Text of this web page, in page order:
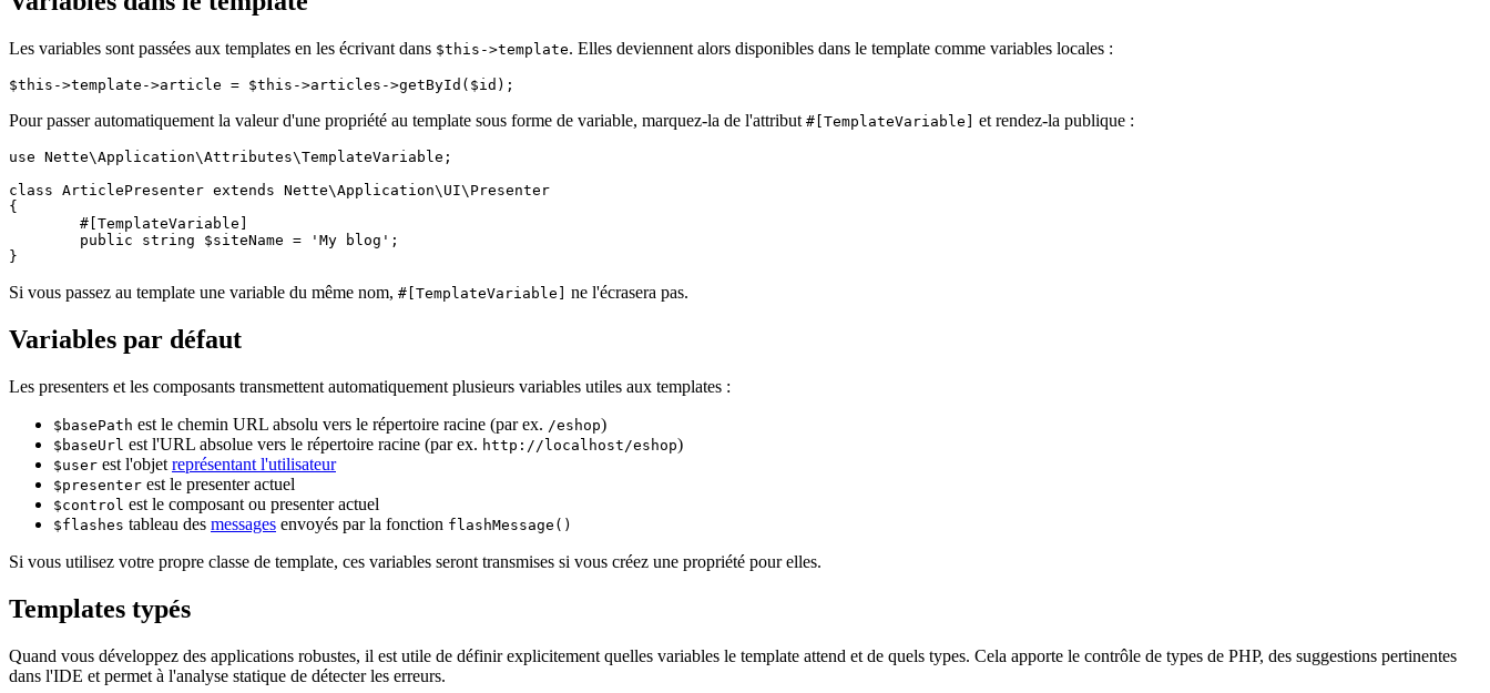
Les variables sont passées aux templates en les écrivant dans $this->template. Elles deviennent alors disponibles dans le template comme variables locales :
Pour passer automatiquement la valeur d'une propriété au template sous forme de variable, marquez-la de l'attribut #[TemplateVariable] et rendez-la publique :
use Nette\Application\Attributes\TemplateVariable;
class ArticlePresenter extends Nette\Application\UI\Presenter
{
Si vous passez au template une variable du même nom, #[TemplateVariable] ne l'écrasera pas.
Variables par défaut
Les presenters et les composants transmettent automatiquement plusieurs variables utiles aux templates :
$basePath est le chemin URL absolu vers le répertoire racine (par ex. /eshop)
$baseUrl est l'URL absolue vers le répertoire racine (par ex. http://localhost/eshop)
$user est l'objet représentant l'utilisateur
$presenter est le presenter actuel
$control est le composant ou presenter actuel
$flashes tableau des messages envoyés par la fonction flashMessage()
Si vous utilisez votre propre classe de template, ces variables seront transmises si vous créez une propriété pour elles.
Templates typés
Quand vous développez des applications robustes, il est utile de définir explicitement quelles variables le template attend et de quels types. Cela apporte le contrôle de types de PHP, des suggestions pertinentes
dans l'IDE et permet à l'analyse statique de détecter les erreurs.